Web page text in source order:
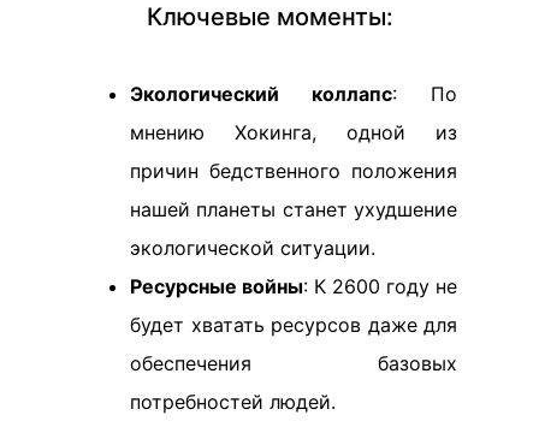
Ключевые моменты:
Экологический коллапс: По
мнению Хокинга, одной из
причин бедственного положения
нашей планеты станет ухудшение
экологической ситуации.
Ресурсные войны: К 2600 году не
будет хватать ресурсов даже для
обеспечения базовых
потребностей людей.